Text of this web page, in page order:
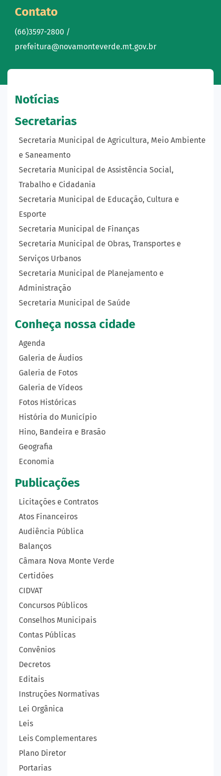
Contato
(66)3597-2800 /
prefeitura@novamonteverde.mt.gov.br
Notícias
Secretarias
Secretaria Municipal de Agricultura, Meio Ambiente
e Saneamento
Secretaria Municipal de Assistência Social,
Trabalho e Cidadania
Secretaria Municipal de Educação, Cultura e
Esporte
Secretaria Municipal de Finanças
Secretaria Municipal de Obras, Transportes e
Serviços Urbanos
Secretaria Municipal de Planejamento e
Administração
Secretaria Municipal de Saúde
Conheça nossa cidade
Agenda
Galeria de Áudios
Galeria de Fotos
Galeria de Vídeos
Fotos Históricas
História do Município
Hino, Bandeira e Brasão
Geografia
Economia
Publicações
Licitações e Contratos
Atos Financeiros
Audiência Pública
Balanços
Câmara Nova Monte Verde
Certidões
CIDVAT
Concursos Públicos
Conselhos Municipais
Contas Públicas
Convênios
Decretos
Editais
Instruções Normativas
Lei Orgânica
Leis
Leis Complementares
Plano Diretor
Portarias